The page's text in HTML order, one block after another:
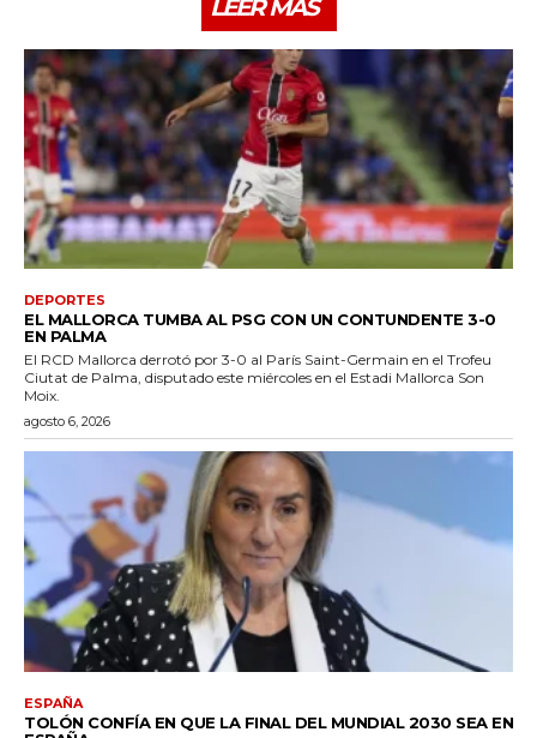
LEER MÁS
DEPORTES
EL MALLORCA TUMBA AL PSG CON UN CONTUNDENTE 3-0
EN PALMA
El RCD Mallorca derrotó por 3-0 al París Saint-Germain en el Trofeu
Ciutat de Palma, disputado este miércoles en el Estadi Mallorca Son
Moix.
agosto 6, 2026
ESPAÑA
TOLÓN CONFÍA EN QUE LA FINAL DEL MUNDIAL 2030 SEA EN